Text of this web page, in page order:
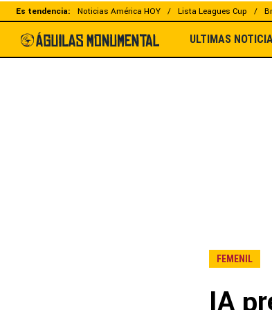
Es tendencia: Noticias América HOY Lista Leagues Cup
ULTIMAS
FEMENIL
IA